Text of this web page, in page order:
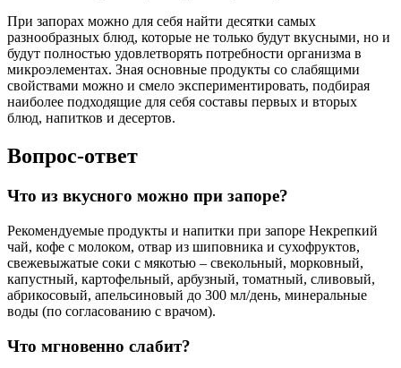
При запорах можно для себя найти десятки самых
разнообразных блюд, которые не только будут вкусными, но и
будут полностью удовлетворять потребности организма в
микроэлементах. Зная основные продукты со слабящими
свойствами можно и смело экспериментировать, подбирая
наиболее подходящие для себя составы первых и вторых
блюд, напитков и десертов.
Вопрос-ответ
Что из вкусного можно при запоре?
Рекомендуемые продукты и напитки при запоре Некрепкий
чай, кофе с молоком, отвар из шиповника и сухофруктов,
свежевыжатые соки с мякотью – свекольный, морковный,
капустный, картофельный, арбузный, томатный, сливовый,
абрикосовый, апельсиновый до 300 мл/день, минеральные
воды (по согласованию с врачом).
Что мгновенно слабит?